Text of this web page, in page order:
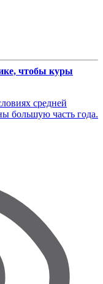
чтобы куры
средней
большую часть года.